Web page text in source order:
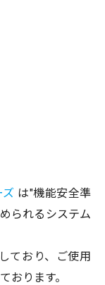
は"機能安全準
られるシステム
ており、ご使用
おります。